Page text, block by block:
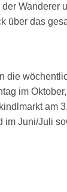
Wanderer
über das
im
am
Juni/Juli